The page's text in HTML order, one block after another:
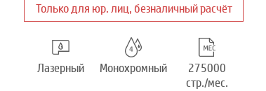
Только для юр. лиц, безналичный расчёт
Лазерный Монохромный
275000
стр./мес.